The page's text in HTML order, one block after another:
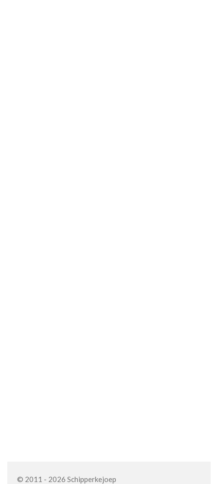
© 2011 - 2026 Schipperkejoep